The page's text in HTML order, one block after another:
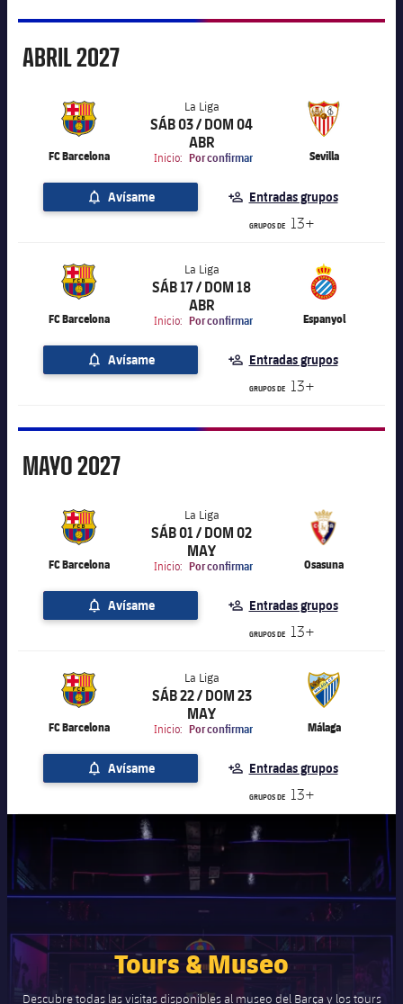
Abril
ABRIL2027
FC Barcelona
La Liga
La Liga
SÁB 03 / DOM 04
ABR
Inicio: Por confirmar Sevilla
label.aria.chevronright
Avísame Entradas grupos
GRUPOS DE 13+
FC Barcelona
La Liga
La Liga
SÁB 17 / DOM 18
ABR
Inicio: Por confirmar Espanyol
label.aria.chevronright
Avísame Entradas grupos
GRUPOS DE 13+
Mayo
MAYO2027
FC Barcelona
La Liga
La Liga
SÁB 01 / DOM 02
MAY
Inicio: Por confirmar Osasuna
label.aria.chevronright
Avísame Entradas grupos
GRUPOS DE 13+
FC Barcelona
La Liga
La Liga
SÁB 22 / DOM 23
MAY
Inicio: Por confirmar Málaga
label.aria.chevronright
Avísame Entradas grupos
GRUPOS DE 13+
Tours & Museo
Descubre todas las visitas disponibles al museo del Barça y los tours